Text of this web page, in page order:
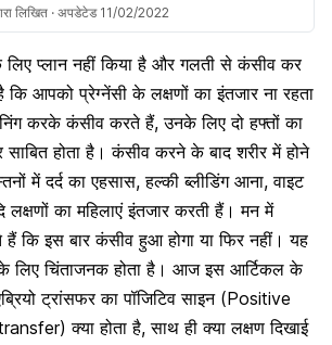
लिखित · अपडेटेड 11/02/2022
प्लान नहीं किया है और गलती से कंसीव कर
कि आपको प्रेग्नेंसी के लक्षणों का इंतजार ना रहता
करके कंसीव करते हैं, उनके लिए दो हफ्तों का
होता है। कंसीव करने के बाद शरीर में होने
में दर्द का एहसास, हल्की ब्लीडिंग आना, वाइट
लक्षणों का महिलाएं इंतजार करती हैं। मन में
कि इस बार कंसीव हुआ होगा या फिर नहीं। यह
लिए चिंताजनक होता है। आज इस आर्टिकल के
ट्रांसफर का पॉजिटिव साइन (Positive
क्या होता है, साथ ही क्या लक्षण दिखाई